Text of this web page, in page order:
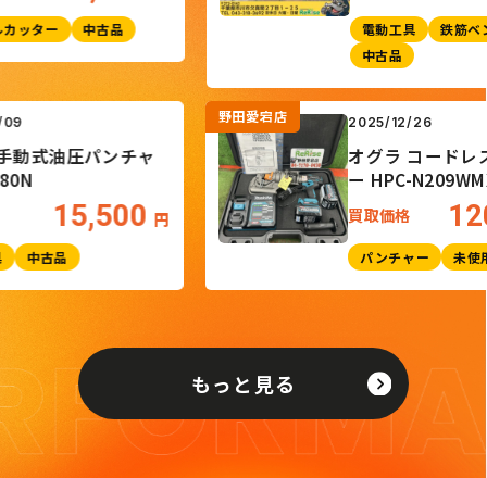
ー 中古品 電動工具
鉄筋ベンダ
中古品
05/09
圧パンチャ
180N
15,500
工具 中古品
野田愛宕店 2025/12/26
オグラ コー
ー HPC-
買取価格
パンチャー
もっと見る